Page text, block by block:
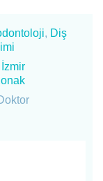
, Diş
İzmir